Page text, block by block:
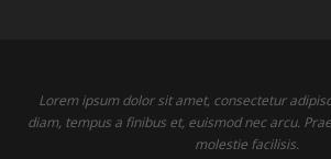
Lorem ipsum dolor sit amet, consectetur
diam, tempus a finibus et, euismod nec arcu.
molestie facilisis.